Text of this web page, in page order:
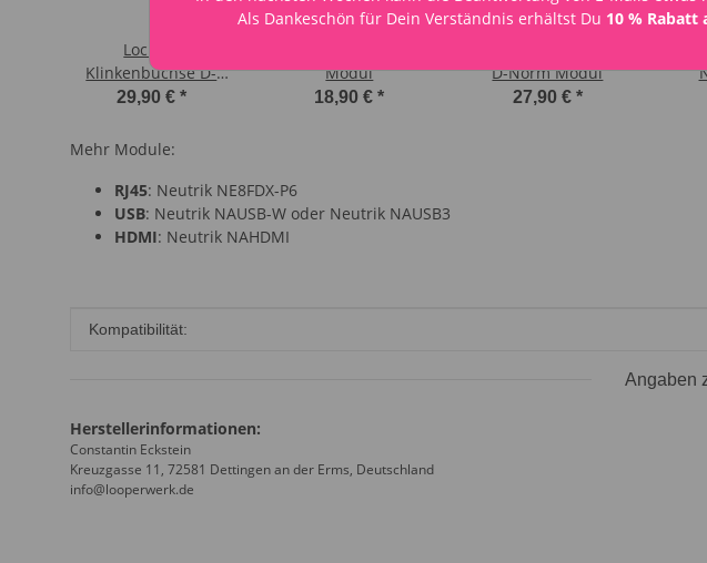
Locking
Klinkenbuchse D-
Norm Modul
29,90 € *
Modul
18,90 €*
D-Norm Modul
27,90 € *
Mehr Module:
RJ45: Neutrik NE8FDX-P6
USB: Neutrik NAUSB-W oder Neutrik NAUSB3
HDMI: Neutrik NAHDMI
Produkteigenschaft
Wert
Kompatibilität:
Angaben
Herstellerinformationen:
Constantin Eckstein
Kreuzgasse 11, 72581 Dettingen an der Erms, Deutschland
info@looperwerk.de
Als Dankeschön für Dein Verständnis erhältst Du 10 % Rabatt